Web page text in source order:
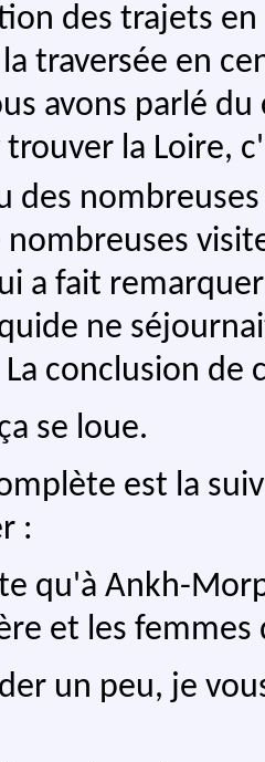
des trajets
traversée en
avons parlé
la Loire,
des
a fait
ne
conclusion de
se loue.
est la
:
qu'à Ankh-
et les
un peu, je